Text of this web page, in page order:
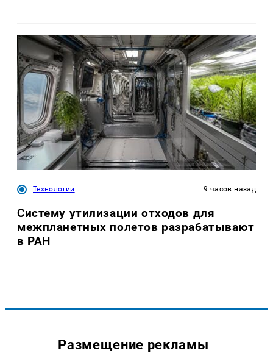
Технологии 9 часов назад
Систему утилизации отходов для
межпланетных полетов разрабатывают
в РАН
Размещение рекламы